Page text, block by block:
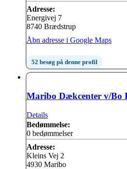
Adresse:
Energivej 7
8740 Brædstrup
Åbn adresse i Google Maps
52 besøg på denne profil
Maribo Dækcenter v/Bo
Details
Bedømmelse:
0 bedømmelser
Adresse:
Kleins Vej 2
4930 Maribo